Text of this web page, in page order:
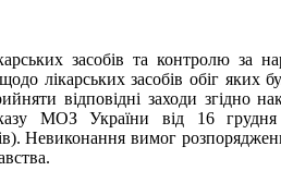
засобів та контролю за
лікарських засобів обіг яких
відповідні заходи згідно
МОЗ України від 16
Невиконання вимог